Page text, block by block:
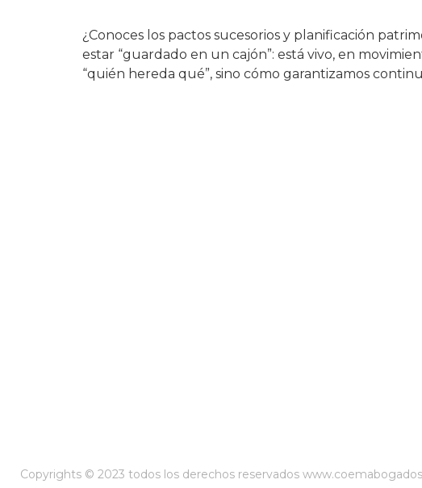
¿Conoces los pactos sucesorios y planificación
estar “guardado en un cajón”: está vivo, en
“quién hereda qué”, sino cómo garantizamos
Copyrights © 2023 todos los derechos reservados